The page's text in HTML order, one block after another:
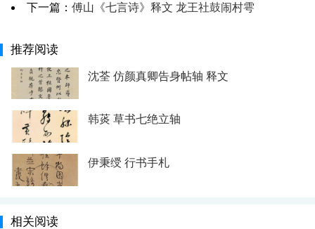
下一篇： 傅山《七言诗》释文 龙王社鼓闹村雩
推荐阅读
沈荃 仿颜真卿告身帖轴 释文
韩菼 草书七绝立轴
伊秉绶 行书手札
相关阅读